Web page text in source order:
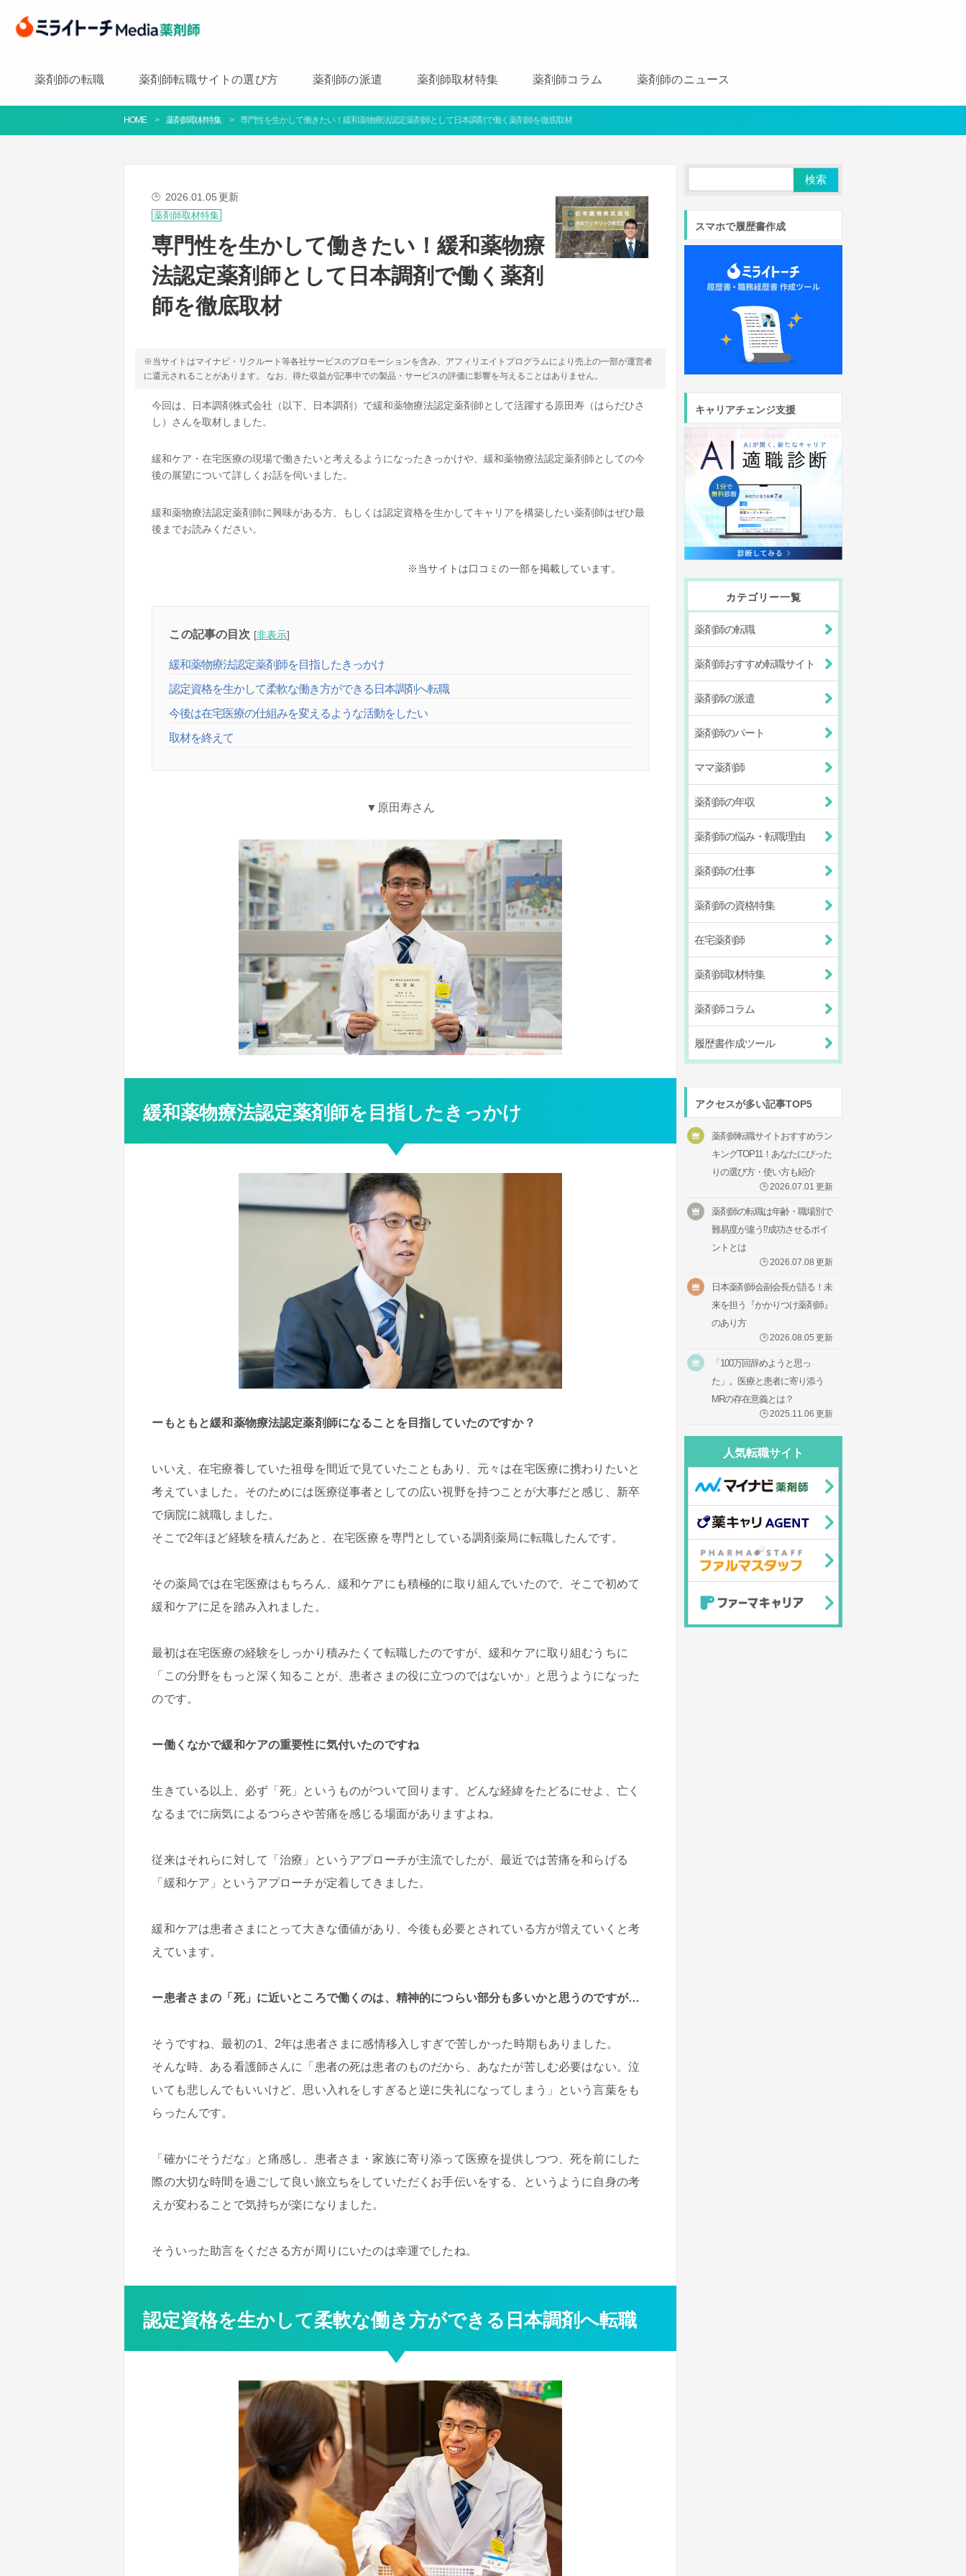
薬剤師の転職 薬剤師転職サイトの選び方 薬剤師の派遣 薬剤師取材特集 薬剤師コラム 薬剤師のニュース
HOME 薬剤師取材特集 専門性を生かして働きたい！緩和薬物療法認定薬剤師として日本調剤で働く薬剤師を徹底取材
🕒 2026.01.05更新
薬剤師取材特集
専門性を生かして働きたい！緩和薬物療
法認定薬剤師として日本調剤で働く薬剤
師を徹底取材
※当サイトはマイナビ・リクルート等各社サービスのプロモーションを含み、アフィリエイトプログラムにより売上の一部が運営者
に還元されることがあります。 なお、得た収益が記事中での製品・サービスの評価に影響を与えることはありません。
今回は、日本調剤株式会社（以下、日本調剤）で緩和薬物療法認定薬剤師として活躍する原田寿（はらだひさ
し）さんを取材しました。
緩和ケア・在宅医療の現場で働きたいと考えるようになったきっかけや、緩和薬物療法認定薬剤師としての今
後の展望について詳しくお話を伺いました。
緩和薬物療法認定薬剤師に興味がある方、もしくは認定資格を生かしてキャリアを構築したい薬剤師はぜひ最
後までお読みください。
※当サイトは口コミの一部を掲載しています。
この記事の目次 [非表示]
緩和薬物療法認定薬剤師を目指したきっかけ
認定資格を生かして柔軟な働き方ができる日本調剤へ転職
今後は在宅医療の仕組みを変えるような活動をしたい
取材を終えて
▼原田寿さん
緩和薬物療法認定薬剤師を目指したきっかけ
ーもともと緩和薬物療法認定薬剤師になることを目指していたのですか？
いいえ、在宅療養していた祖母を間近で見ていたこともあり、元々は在宅医療に携わりたいと
考えていました。そのためには医療従事者としての広い視野を持つことが大事だと感じ、新卒
で病院に就職しました。
そこで2年ほど経験を積んだあと、在宅医療を専門としている調剤薬局に転職したんです。
その薬局では在宅医療はもちろん、緩和ケアにも積極的に取り組んでいたので、そこで初めて
緩和ケアに足を踏み入れました。
最初は在宅医療の経験をしっかり積みたくて転職したのですが、緩和ケアに取り組むうちに
「この分野をもっと深く知ることが、患者さまの役に立つのではないか」と思うようになった
のです。
ー働くなかで緩和ケアの重要性に気付いたのですね
生きている以上、必ず「死」というものがついて回ります。どんな経緯をたどるにせよ、亡く
なるまでに病気によるつらさや苦痛を感じる場面がありますよね。
従来はそれらに対して「治療」というアプローチが主流でしたが、最近では苦痛を和らげる
「緩和ケア」というアプローチが定着してきました。
緩和ケアは患者さまにとって大きな価値があり、今後も必要とされている方が増えていくと考
えています。
ー患者さまの「死」に近いところで働くのは、精神的につらい部分も多いかと思うのですが…
そうですね、最初の1、2年は患者さまに感情移入しすぎで苦しかった時期もありました。
そんな時、ある看護師さんに「患者の死は患者のものだから、あなたが苦しむ必要はない。泣
いても悲しんでもいいけど、思い入れをしすぎると逆に失礼になってしまう」という言葉をも
らったんです。
「確かにそうだな」と痛感し、患者さま・家族に寄り添って医療を提供しつつ、死を前にした
際の大切な時間を過ごして良い旅立ちをしていただくお手伝いをする、というように自身の考
えが変わることで気持ちが楽になりました。
そういった助言をくださる方が周りにいたのは幸運でしたね。
認定資格を生かして柔軟な働き方ができる日本調剤へ転職
スマホで履歴書作成
キャリアチェンジ支援
カテゴリー一覧
薬剤師の転職
薬剤師おすすめ転職サイト
薬剤師の派遣
薬剤師のパート
ママ薬剤師
薬剤師の年収
薬剤師の悩み・転職理由
薬剤師の仕事
薬剤師の資格特集
在宅薬剤師
薬剤師取材特集
薬剤師コラム
履歴書作成ツール
アクセスが多い記事TOP5
薬剤師転職サイトおすすめラン
キングTOP11！あなたにぴった
りの選び方・使い方も紹介
🕒2026.07.01 更新
薬剤師の転職は年齢・職場別で
難易度が違う⁉成功させるポイ
ントとは
🕒2026.07.08 更新
日本薬剤師会副会長が語る！未
来を担う『かかりつけ薬剤師』
のあり方
🕒2026.08.05 更新
「100万回辞めようと思っ
た」。医療と患者に寄り添う
MRの存在意義とは？
🕒 2025.11.06 更新
人気転職サイト